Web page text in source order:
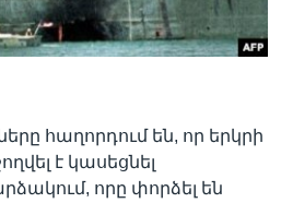
հաղորդում են, որ երկրի
է կասեցնել
որը փորձել են